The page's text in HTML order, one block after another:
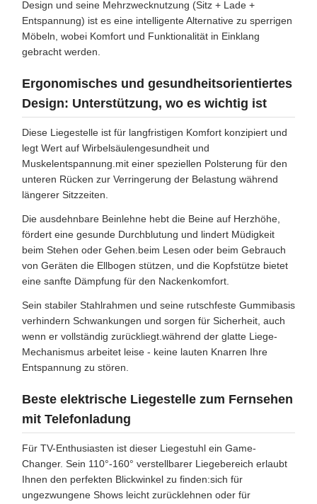
Design und seine Mehrzwecknutzung (Sitz + Lade +
Entspannung) ist es eine intelligente Alternative zu sperrigen
Möbeln, wobei Komfort und Funktionalität in Einklang
gebracht werden.
Ergonomisches und gesundheitsorientiertes
Design: Unterstützung, wo es wichtig ist
Diese Liegestelle ist für langfristigen Komfort konzipiert und
legt Wert auf Wirbelsäulengesundheit und
Muskelentspannung.mit einer speziellen Polsterung für den
unteren Rücken zur Verringerung der Belastung während
längerer Sitzzeiten.
Die ausdehnbare Beinlehne hebt die Beine auf Herzhöhe,
fördert eine gesunde Durchblutung und lindert Müdigkeit
beim Stehen oder Gehen.beim Lesen oder beim Gebrauch
von Geräten die Ellbogen stützen, und die Kopfstütze bietet
eine sanfte Dämpfung für den Nackenkomfort.
Sein stabiler Stahlrahmen und seine rutschfeste Gummibasis
verhindern Schwankungen und sorgen für Sicherheit, auch
wenn er vollständig zurückliegt.während der glatte Liege-
Mechanismus arbeitet leise - keine lauten Knarren Ihre
Entspannung zu stören.
Beste elektrische Liegestelle zum Fernsehen
mit Telefonladung
Für TV-Enthusiasten ist dieser Liegestuhl ein Game-
Changer. Sein 110°-160° verstellbarer Liegebereich erlaubt
Ihnen den perfekten Blickwinkel zu finden:sich für
ungezwungene Shows leicht zurücklehnen oder für